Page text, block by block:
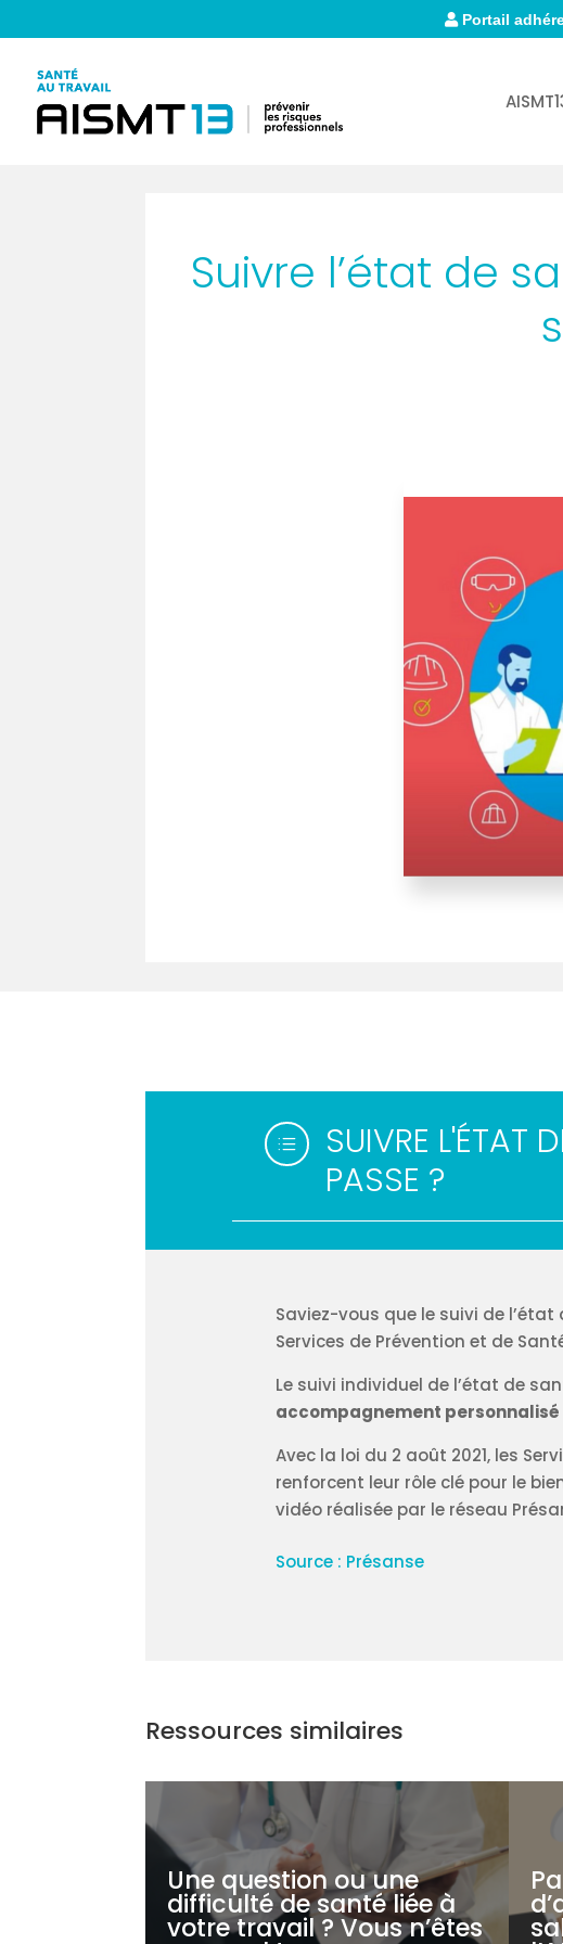
Portail
Suivre l’état de
d
SUIVRE L'ÉTAT
PASSE ?
Saviez-vous que le suivi de
Services de Prévention et de
Le suivi individuel de l’état de
accompagnement personnalisé
Avec la loi du 2 août 2021, les
renforcent leur rôle clé pour le
vidéo réalisée par le réseau
Source : Présanse
Ressources similaires
Une question ou une
difficulté de santé liée à
votre travail ? Vous n’êtes